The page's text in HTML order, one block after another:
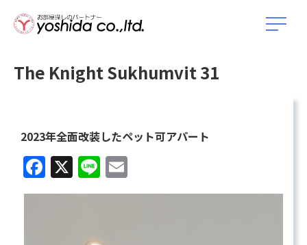
The Knight Sukhumvit 31
2023年全面改装したペット可アパート
Facebook
X Line